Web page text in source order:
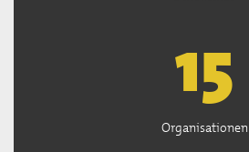
15
Organisationen